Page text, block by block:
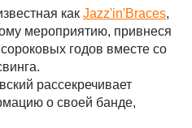
как Jazz'in'Braces,
мероприятию, привнеся
годов вместе со
рассекречивает
о своей банде,